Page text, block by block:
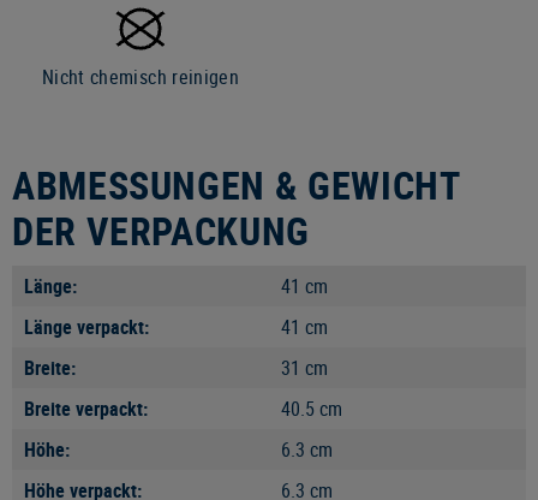
Nicht chemisch reinigen
ABMESSUNGEN & GEWICHT
DER VERPACKUNG
Länge:
41 cm
Länge verpackt:
41 cm
Breite:
31 cm
Breite verpackt:
40.5 cm
Höhe:
6.3 cm
Höhe verpackt:
6.3 cm